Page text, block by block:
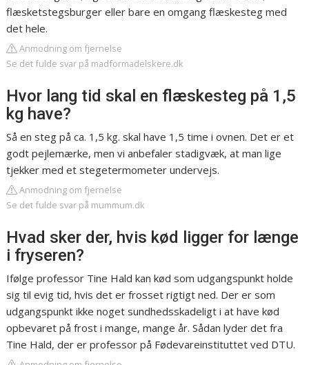
flæsketstegsburger eller bare en omgang flæskesteg med
det hele.
Anmodning om fjernelse
Se det fulde svar på madformadelskere.dk
Hvor lang tid skal en flæskesteg på 1,5
kg have?
Så en steg på ca. 1,5 kg. skal have 1,5 time i ovnen. Det er et
godt pejlemærke, men vi anbefaler stadigvæk, at man lige
tjekker med et stegetermometer undervejs.
Anmodning om fjernelse
Se det fulde svar på mummum.dk
Hvad sker der, hvis kød ligger for længe
i fryseren?
Ifølge professor Tine Hald kan kød som udgangspunkt holde
sig til evig tid, hvis det er frosset rigtigt ned. Der er som
udgangspunkt ikke noget sundhedsskadeligt i at have kød
opbevaret på frost i mange, mange år. Sådan lyder det fra
Tine Hald, der er professor på Fødevareinstituttet ved DTU.